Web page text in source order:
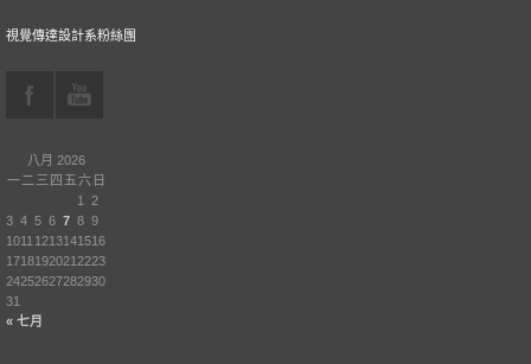
視覺傳達設計系粉絲團
八月 2026
一 二 三 四 五六 日
« 七月
1
2
3 4 5 6 7 8 9
1011 1213141516
1718192021 2223
24252627282930
31